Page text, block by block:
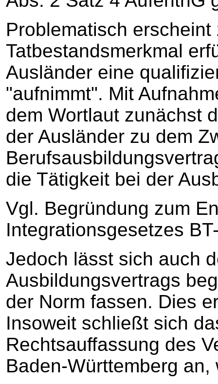
Problematisch
Tatbestandsmerkmal
Ausländer eine
"aufnimmt". Mit
dem Wortlaut zunächst
der Ausländer zu dem
die Tätigkeit bei der
Vgl. Begründung zum
Integrationsgesetzes
Jedoch lässt sich auch
Ausbildungsvertrags
der Norm fassen. Dies
Insoweit schließt sich
Rechtsauffassung des
Baden-Württemberg